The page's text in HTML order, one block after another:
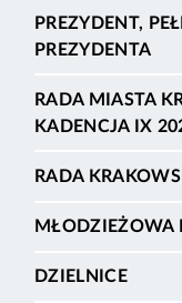
PREZYDENT,
PREZYDENTA
RADA MIASTA
KADENCJA IX
RADA
MŁODZIEŻOWA
DZIELNICE